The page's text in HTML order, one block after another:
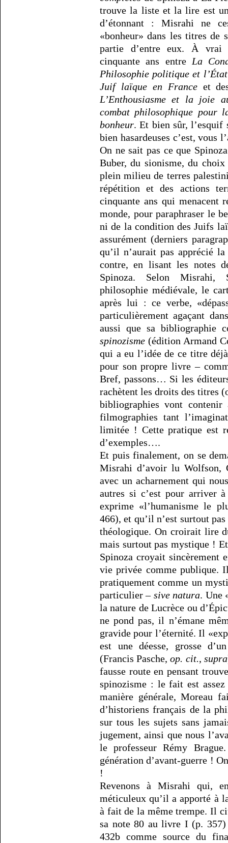
trouve la liste et la lire est
d’étonnant : Misrahi ne
«bonheur» dans les titres de
partie d’entre eux. À vrai
cinquante ans entre La
Philosophie politique et
Juif laïque en Franceet
L’Enthousiasme et la joie
combat philosophique pour
bonheur. Et bien sûr, l’esquif
bien hasardeuses c’est, vous
On ne sait pas ce que
Buber, du sionisme, du
plein milieu de terres
répétition et des actions
cinquante ans qui menacent
monde, pour paraphraser le
ni de la condition des Juifs
assurément (derniers
qu’il n’aurait pas apprécié
contre, en lisant les notes
Spinoza. Selon Misrahi,
philosophie médiévale, le
après lui : ce verbe,
particulièrement agaçant
aussi que sa bibliographie
spinozisme (édition Armand
qui a eu l’idée de ce titre
pour son propre livre –
Bref, passons… Si les
rachètent les droits des titres
bibliographies vont
filmographies tant
limitée ! Cette pratique est
d’exemples….
Et puis finalement, on se
Misrahi d’avoir lu Wolfson,
avec un acharnement qui
autres si c’est pour arriver
exprime «l’humanisme le
466), et qu’il n’est surtout
théologique. On croirait lire
mais surtout pas mystique !
Spinoza croyait sincèrement
vie privée comme publique.
pratiquement comme un
particulier – sive natura. Une
la nature de Lucrèce ou
ne pond pas, il n’émane
gravide pour l’éternité. Il
est une déesse, grosse
(Francis Pasche,op. cit., supra
fausse route en pensant
spinozisme : le fait est
manière générale, Moreau
d’historiens français de la
sur tous les sujets sans
jugement, ainsi que nous
le professeur Rémy
génération d’avant-guerre !
!
Revenons à Misrahi qui,
méticuleux qu’il a apporté à
à fait de la même trempe. Il
sa note 80 au livre I (p.
432b comme source du